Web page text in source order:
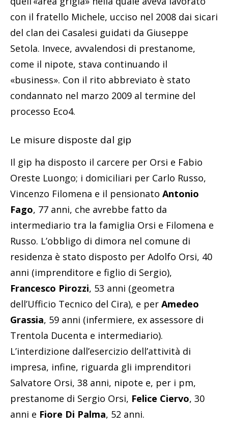
con il fratello Michele, ucciso nel 2008 dai sicari
del clan dei Casalesi guidati da Giuseppe
Setola. Invece, avvalendosi di prestanome,
come il nipote, stava continuando il
«business». Con il rito abbreviato è stato
condannato nel marzo 2009 al termine del
processo Eco4.
Le misure disposte dal gip
Il gip ha disposto il carcere per Orsi e Fabio
Oreste Luongo; i domiciliari per Carlo Russo,
Vincenzo Filomena e il pensionato Antonio
Fago, 77 anni, che avrebbe fatto da
intermediario tra la famiglia Orsi e Filomena e
Russo. L’obbligo di dimora nel comune di
residenza è stato disposto per Adolfo Orsi, 40
anni (imprenditore e figlio di Sergio),
Francesco Pirozzi, 53 anni (geometra
dell’Ufficio Tecnico del Cira), e per Amedeo
Grassia, 59 anni (infermiere, ex assessore di
Trentola Ducenta e intermediario).
L’interdizione dall’esercizio dell’attività di
impresa, infine, riguarda gli imprenditori
Salvatore Orsi, 38 anni, nipote e, per i pm,
prestanome di Sergio Orsi, Felice Ciervo, 30
anni e Fiore Di Palma, 52 anni.